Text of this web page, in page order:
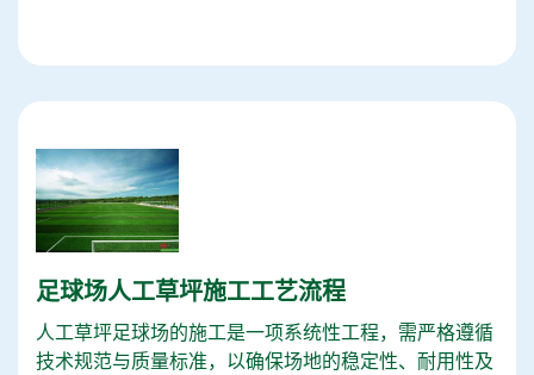
足球场人工草坪施工工艺流程
人工草坪足球场的施工是一项系统性工程，需严格遵循
技术规范与质量标准，以确保场地的稳定性、耐用性及